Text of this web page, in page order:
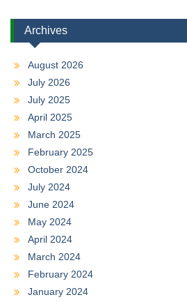
Archives
August 2026
July 2026
July 2025
April 2025
March 2025
February 2025
October 2024
July 2024
June 2024
May 2024
April 2024
March 2024
February 2024
January 2024